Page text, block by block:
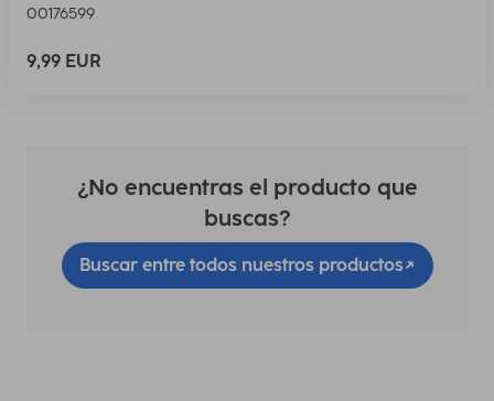
00176599
9,99 EUR
¿No encuentras el producto que
buscas?
Buscar entre todos nuestros productos